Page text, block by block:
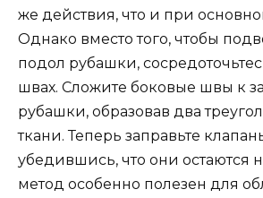
же действия, что и при
Однако вместо того, чтобы
подол рубашки,
швах. Сложите боковые швы к
рубашки, образовав два
ткани. Теперь заправьте
убедившись, что они остаются
метод особенно полезен для